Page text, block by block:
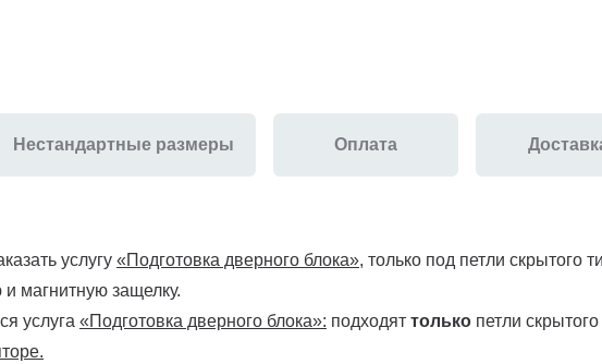
Нестандартные размеры Оплата
услугу «Подготовка дверного блока», только под петли скрытого
магнитную защелку.
услуга «Подготовка дверного блока»: подходят только петли